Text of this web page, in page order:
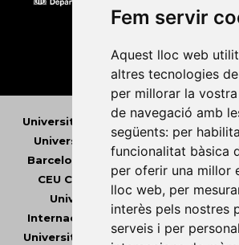
Fem servir
Aquest lloc web
altres tecnologies
per millorar la
de navegació amb
següents: per
funcionalitat bàsica
per oferir una millor
lloc web, per
interès pels nostres
serveis i per
Universitat Abat Oliba CEU•
Universitat d'Andorra•
Barcelona
Universitat de
CEU Cardenal Herrera•
Universitat de les Illes Balears•
Internacional de Catalunya•
Universitat de Lleida• Universitat